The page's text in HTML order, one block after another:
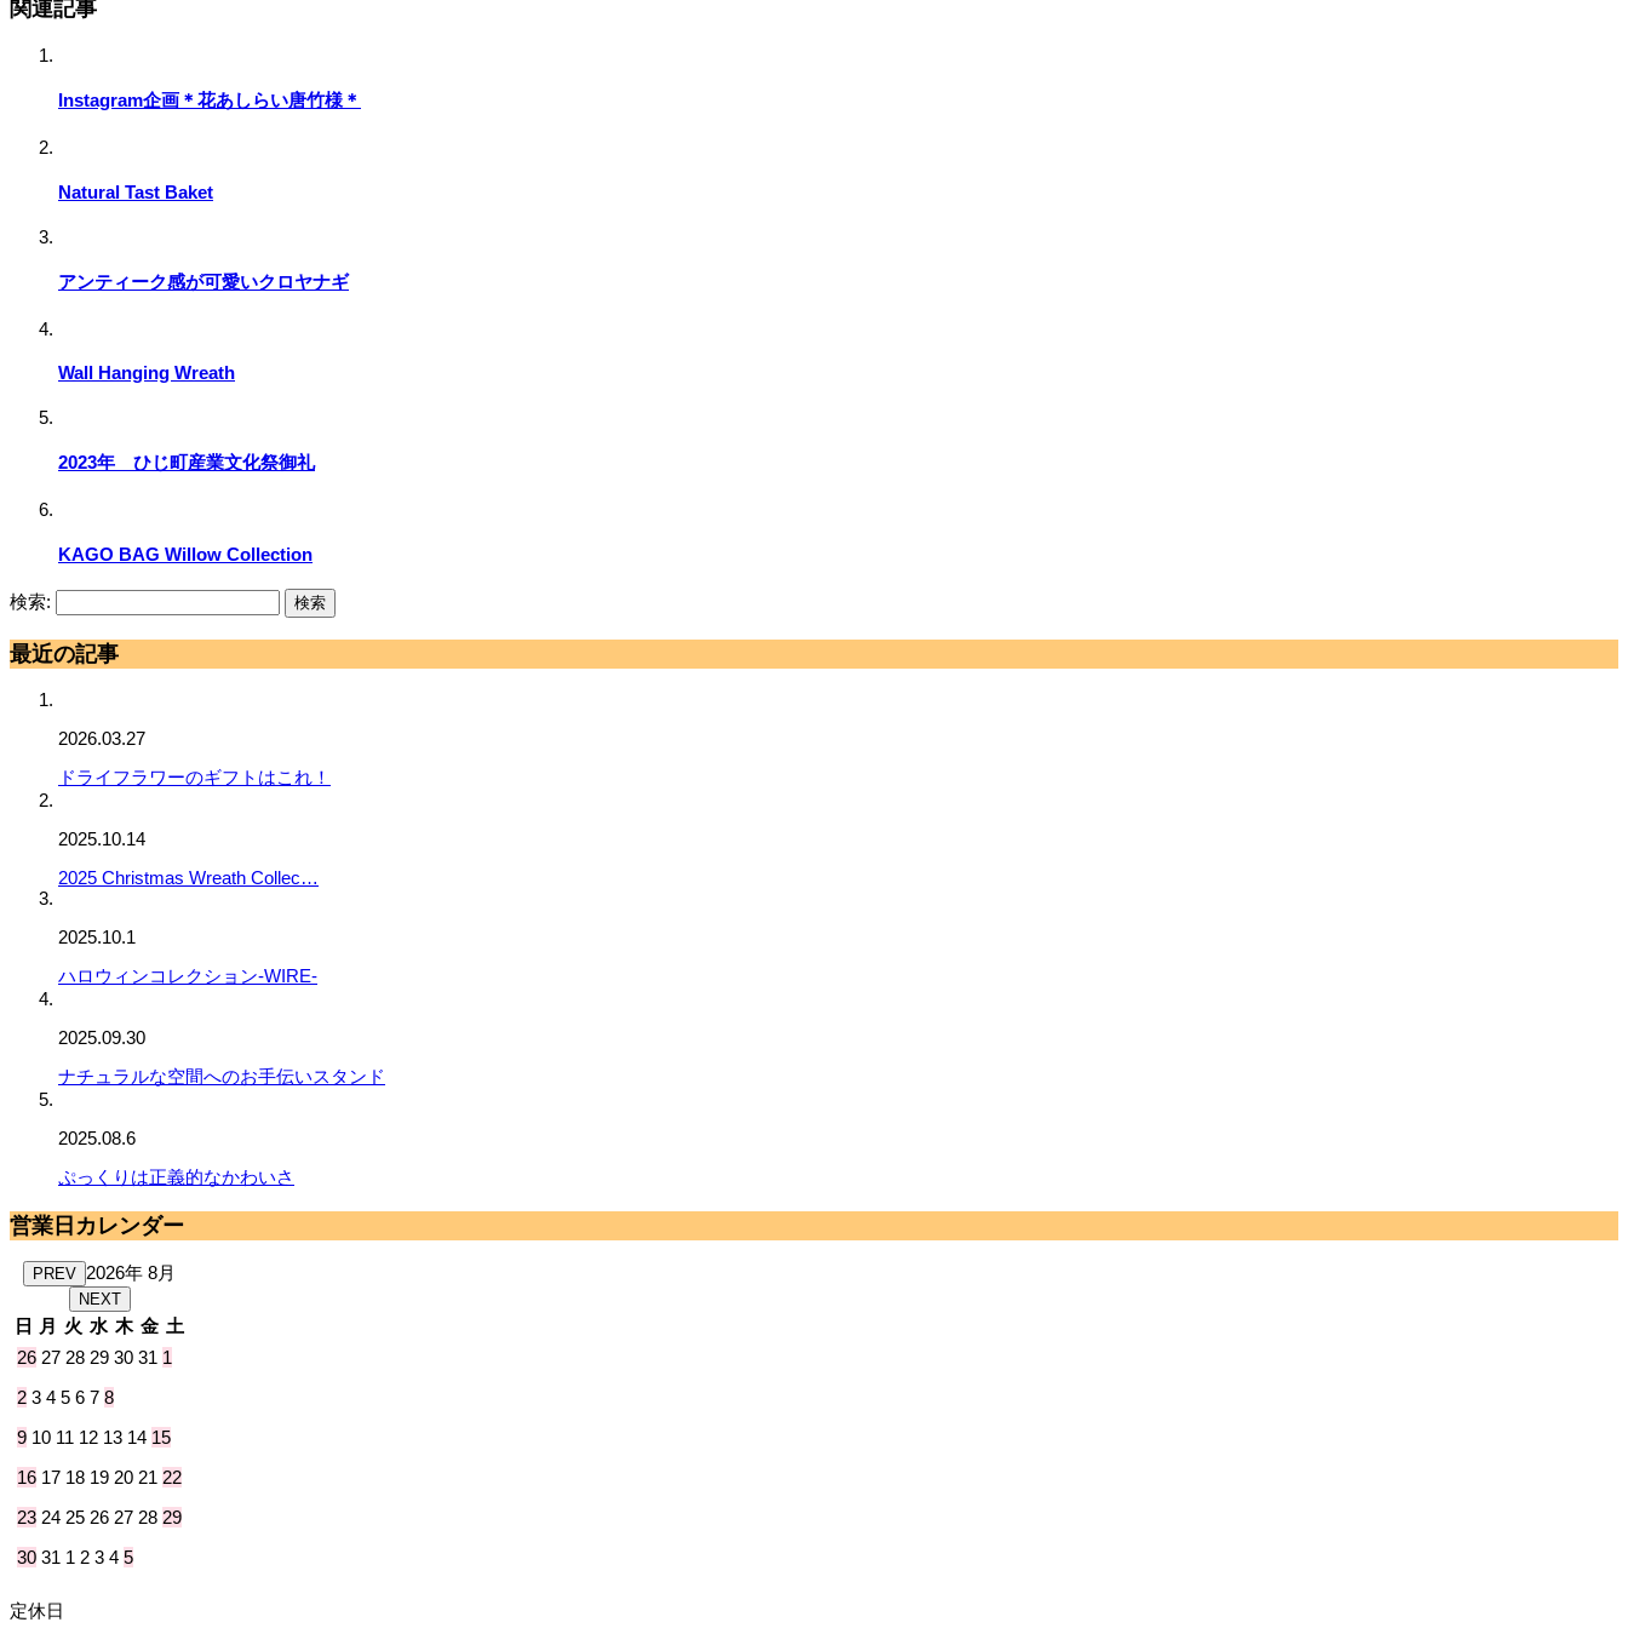
関連記事
Instagram企画＊花あしらい唐竹様＊
Natural Tast Baket
アンティーク感が可愛いクロヤナギ
Wall Hanging Wreath
2023年 ひじ町産業文化祭御礼
KAGO BAG Willow Collection
検索:
最近の記事
2026.03.27
ドライフラワーのギフトはこれ！
2025.10.14
2025 Christmas Wreath Collec…
2025.10.1
ハロウィンコレクション-WIRE-
2025.09.30
ナチュラルな空間へのお手伝いスタンド
2025.08.6
ぷっくりは正義的なかわいさ
営業日カレンダー
PREV 2026年 8月
NEXT
日 月 火 水 木 金 土
26 27 28 29 30 31 1
2 3 4 5 6 7 8
9 10 11 12 13 14 15
16 17 18 19 20 21 22
23 24 25 26 27 28 29
30 31 1 2 3 4 5
定休日